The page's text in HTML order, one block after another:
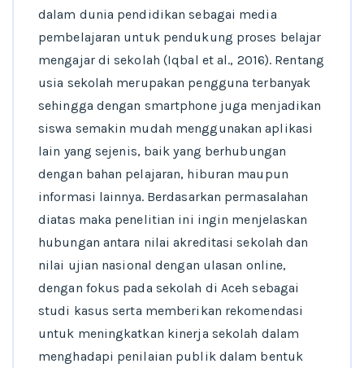
dalam dunia pendidikan sebagai media
pembelajaran untuk pendukung proses belajar
mengajar di sekolah (Iqbal et al., 2016). Rentang
usia sekolah merupakan pengguna terbanyak
sehingga dengan smartphone juga menjadikan
siswa semakin mudah menggunakan aplikasi
lain yang sejenis, baik yang berhubungan
dengan bahan pelajaran, hiburan maupun
informasi lainnya. Berdasarkan permasalahan
diatas maka penelitian ini ingin menjelaskan
hubungan antara nilai akreditasi sekolah dan
nilai ujian nasional dengan ulasan online,
dengan fokus pada sekolah di Aceh sebagai
studi kasus serta memberikan rekomendasi
untuk meningkatkan kinerja sekolah dalam
menghadapi penilaian publik dalam bentuk